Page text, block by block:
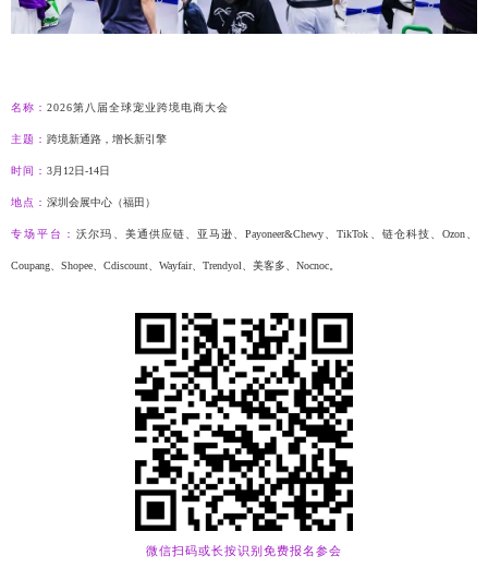
名称： 2026第八届全球宠业跨境电商大会
主题： 跨境新通路，增长新引擎
时间： 3月12日-14日
地点： 深圳会展中心（福田）
专场平台：沃尔玛、美通供应链、亚马逊、Payoneer&Chewy、TikTok、链仓科技、Ozon、
Coupang、Shopee、Cdiscount、Wayfair、Trendyol、美客多、Nocnoc。
微信扫码或长按识别免费报名参会